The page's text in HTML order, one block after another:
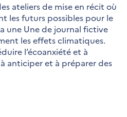
ateliers de mise en récit où
les futurs possibles pour le
une Une de journal fictive
les effets climatiques.
l’écoanxiété et à
anticiper et à préparer des